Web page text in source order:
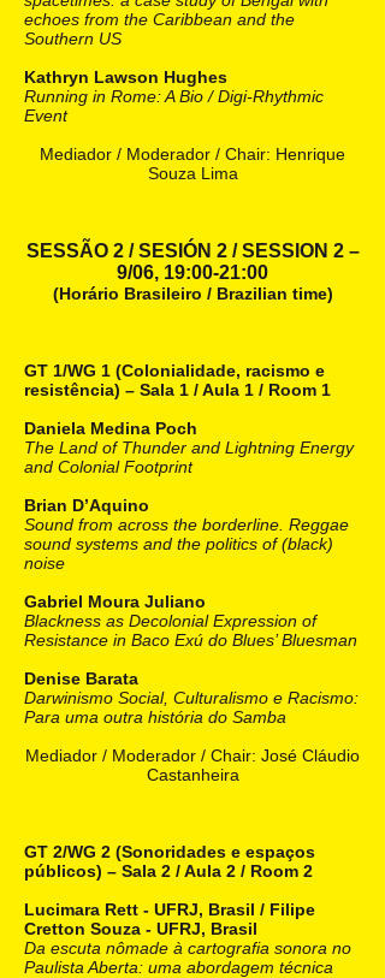
echoes from the Caribbean and the
Southern US
Kathryn Lawson Hughes
Running in Rome: A Bio / Digi-Rhythmic
Event
Mediador / Moderador / Chair: Henrique
Souza Lima
SESSÃO 2 / SESIÓN 2 / SESSION 2 –
9/06, 19:00-21:00
(Horário Brasileiro / Brazilian time)
GT 1/WG 1 (Colonialidade, racismo e
resistência) – Sala 1 / Aula 1 / Room 1
Daniela Medina Poch
The Land of Thunder and Lightning Energy
and Colonial Footprint
Brian D’Aquino
Sound from across the borderline. Reggae
sound systems and the politics of (black)
noise
Gabriel Moura Juliano
Blackness as Decolonial Expression of
Resistance in Baco Exú do Blues’ Bluesman
Denise Barata
Darwinismo Social, Culturalismo e Racismo:
Para uma outra história do Samba
Mediador / Moderador / Chair: José Cláudio
Castanheira
GT 2/WG 2 (Sonoridades e espaços
públicos) – Sala 2 / Aula 2 / Room 2
Lucimara Rett - UFRJ, Brasil / Filipe
Cretton Souza - UFRJ, Brasil
Da escuta nômade à cartografia sonora no
Paulista Aberta: uma abordagem técnica